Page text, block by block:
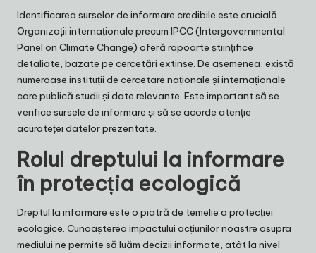
Identificarea surselor de informare credibile este crucială.
Organizații internaționale precum IPCC (Intergovernmental
Panel on Climate Change) oferă rapoarte științifice
detaliate, bazate pe cercetări extinse. De asemenea, există
numeroase instituții de cercetare naționale și internaționale
care publică studii și date relevante. Este important să se
verifice sursele de informare și să se acorde atenție
acurateței datelor prezentate.
Rolul dreptului la informare
în protecția ecologică
Dreptul la informare este o piatră de temelie a protecției
ecologice. Cunoașterea impactului acțiunilor noastre asupra
mediului ne permite să luăm decizii informate, atât la nivel